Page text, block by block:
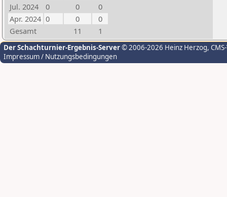
Jul. 2024
0 0
0
Apr. 2024 0 0
0
Gesamt
11 1
Der Schachturnier-Ergebnis-Server© 2006-2026 Heinz Herzog,
Impressum / Nutzungsbedingungen